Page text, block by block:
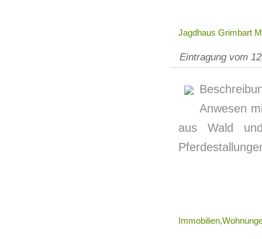
Jagdhaus Grimbart
Eintragung vom
Anwesen
aus Wald